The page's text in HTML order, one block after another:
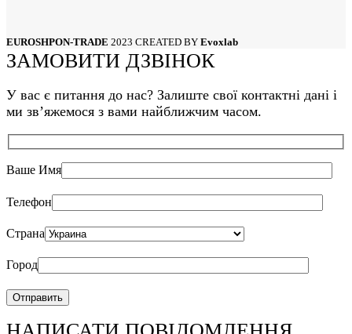
Николаев
Одесса
Тернополь
Харьков
EUROSHPON-TRADE 2023 CREATED BY Evoxlab
ЗАМОВИТИ ДЗВІНОК
У вас є питання до нас? Залиште свої контактні дані і
ми звʼяжемося з вами найближчим часом.
Ваше Имя
Телефон
Страна
Город